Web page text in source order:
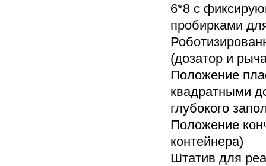
6*8 с
пробирками
(дозатор и
Положение
квадратными
глубокого
Положение
контейнера)
Штатив для